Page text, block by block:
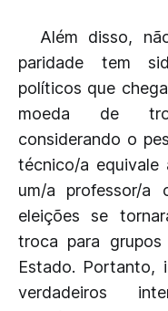
Além disso,
paridade tem
políticos que
moeda de
considerando o
técnico/a
um/a professor/a
eleições se
troca para
Estado. Portanto,
verdadeiros